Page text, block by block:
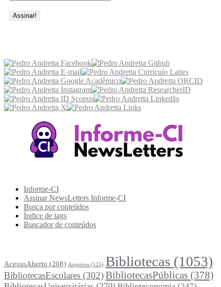
Informe-CI
Assinar NewsLetters Informe-CI
Busca por conteúdos
Índice de tags
Buscador de conteúdos
AcessoAberto (208) Arquivos (125) Bibliotecas (1053)
BibliotecasEscolares (302)BibliotecasPúblicas (378)